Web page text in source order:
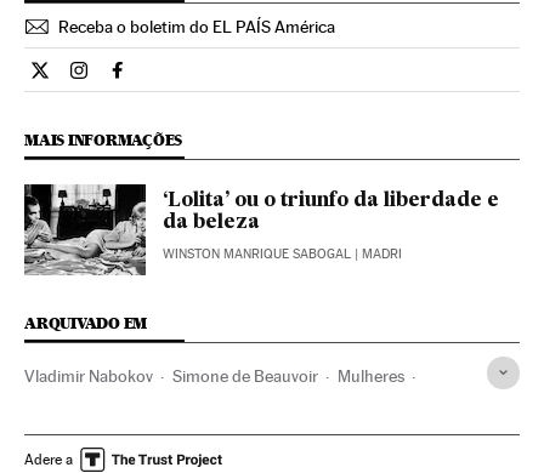
Receba o boletim do EL PAÍS América
Cultura El País Brasil en Twitter
Cultura El País Brasil en Instagram
Cultura El País Brasil en Facebook
MAIS INFORMAÇÕES
‘Lolita’ ou o triunfo da liberdade e
da beleza
WINSTON MANRIQUE SABOGAL | MADRI
ARQUIVADO EM
Vladimir Nabokov Simone de Beauvoir Mulheres
Adere a